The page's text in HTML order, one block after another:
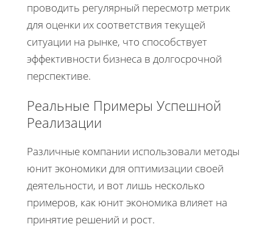
проводить регулярный пересмотр метрик
для оценки их соответствия текущей
ситуации на рынке, что способствует
эффективности бизнеса в долгосрочной
перспективе.
Реальные Примеры Успешной
Реализации
Различные компании использовали методы
юнит экономики для оптимизации своей
деятельности, и вот лишь несколько
примеров, как юнит экономика влияет на
принятие решений и рост.